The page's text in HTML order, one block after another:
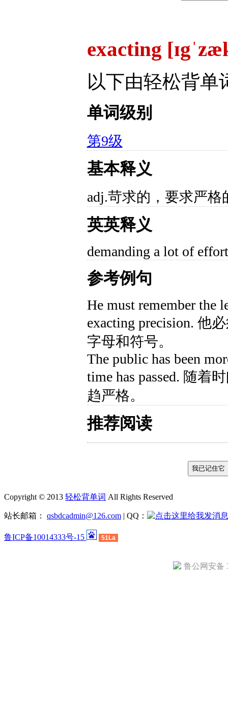
exacting
以下由轻松背单
单词级别
第9级
基本释义
adj.苛求的，要求严格
英英释义
demanding a lot of
参考例句
He must remember the
exacting precision. 他
字母和符号。
The public has been
time has passed. 随着
趋严格。
推荐阅读
Copyright © 2013 轻松背单词 All Rights Reserved
站长邮箱： qsbdcadmin@126.com | QQ：
鲁ICP备10014333号-15 51La
鲁公网安备